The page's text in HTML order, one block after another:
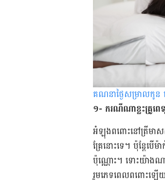
គណនាថ្ងៃសម្រាលកូន
១- ករណី​ណា​ខ្លះ​គ្រូព
អំឡុង​ពពោះ​នៅ​ត្រីមា
គ្រែ​នោះ​ទេ។ ប៉ុន្តែបើ
ប៉ុណ្ណោះ។ ទោះ​យ៉ាង​ណ
រួមភេទ​​ពេល​ពពោះ​ឡើ